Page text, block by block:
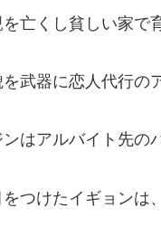
亡くし貧しい家で
武器に恋人代行の
はアルバイト先の
つけたイギョンは